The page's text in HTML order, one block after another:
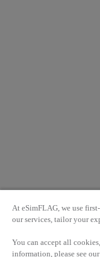
At eSimFLAG, we use
our services, tailor your
You can accept all
information, please see our